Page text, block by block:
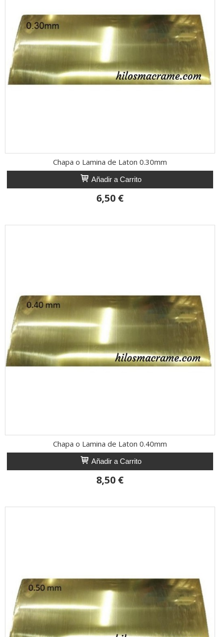
Chapa o Lamina de Laton 0.30mm
Añadir a Carrito
6,50 €
Chapa o Lamina de Laton 0.40mm
Añadir a Carrito
8,50 €